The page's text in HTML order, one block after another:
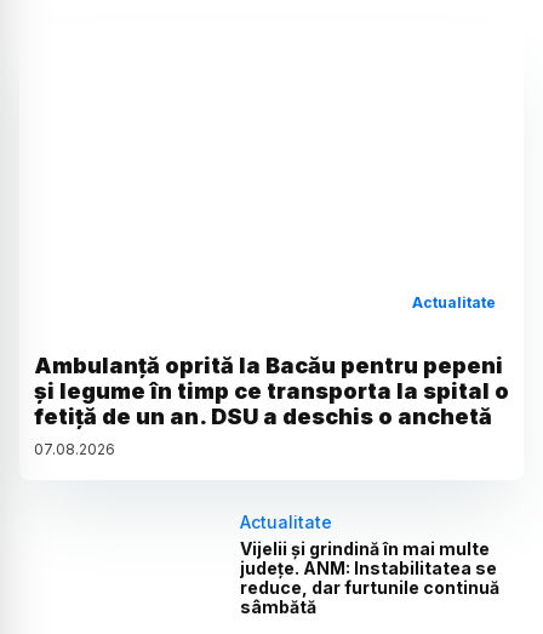
Actualitate
Ambulanță oprită la Bacău pentru pepeni
și legume în timp ce transporta la spital o
fetiță de un an. DSU a deschis o anchetă
07.08.2026
Actualitate
Vijelii și grindină în mai multe
județe. ANM: Instabilitatea se
reduce, dar furtunile continuă
sâmbătă